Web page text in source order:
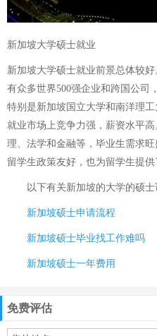
新加坡大学硕士就业
新加坡大学硕士就业前景总体较
有众多世界500强企业和跨国公司
特别是新加坡国立大学和南洋理
就业市场上竞争力强，薪资水平
理、法学和金融等，毕业生需求
留学生政策友好，也为留学生提供
以下有关新加坡的大学的硕
新加坡硕士申请流程
新加坡硕士毕业找工作难吗
新加坡硕士一年费用
免费评估